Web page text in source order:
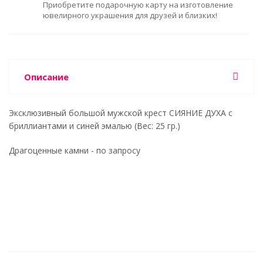
Приобретите подарочную карту на изготовление
ювелирного украшения для друзей и близких!
Описание
Эксклюзивный большой мужской крест СИЯНИЕ ДУХА с
бриллиантами и синей эмалью (Вес: 25 гр.)
Драгоценные камни - по запросу